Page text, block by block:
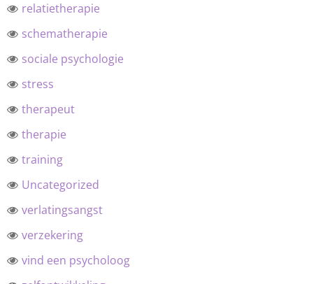
relatietherapie
schematherapie
sociale psychologie
stress
therapeut
therapie
training
Uncategorized
verlatingsangst
verzekering
vind een psycholoog